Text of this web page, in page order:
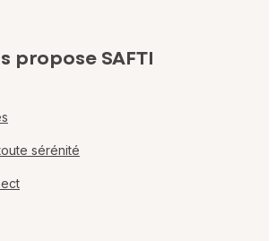
propose SAFTI
sérénité